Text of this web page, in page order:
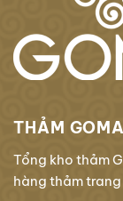
THẢM GOMA
Tổng kho thảm
hàng thảm